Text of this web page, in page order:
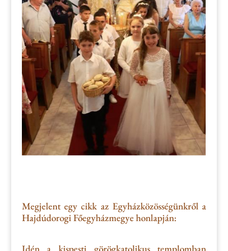
Megjelent egy cikk az Egyházközösségünkről a
Hajdúdorogi Főegyházmegye honlapján: